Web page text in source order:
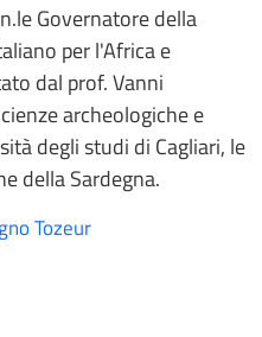
Governatore della
per l'Africa e
dal prof. Vanni
archeologiche e
degli studi di Cagliari, le
della Sardegna.
Tozeur